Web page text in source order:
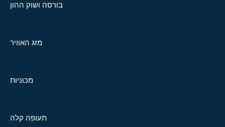
בורסה ושוק ההון
מזג האוויר
מכוניות
תעופה קלה